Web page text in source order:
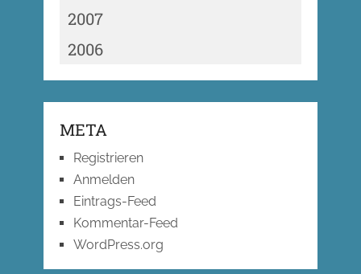
2007
2006
META
Registrieren
Anmelden
Eintrags-Feed
Kommentar-Feed
WordPress.org